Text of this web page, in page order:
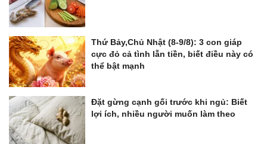
Thứ Bảy,Chủ Nhật (8-9/8): 3 con giáp
cực đỏ cả tình lẫn tiền, biết điều này có
thể bật mạnh
Đặt gừng cạnh gối trước khi ngủ: Biết
lợi ích, nhiều người muốn làm theo